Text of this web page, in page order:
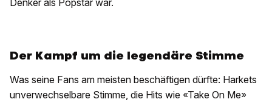
Denker als Popstar war.
Der Kampf um die legendäre Stimme
Was seine Fans am meisten beschäftigen dürfte: Harkets
unverwechselbare Stimme, die Hits wie «Take On Me»